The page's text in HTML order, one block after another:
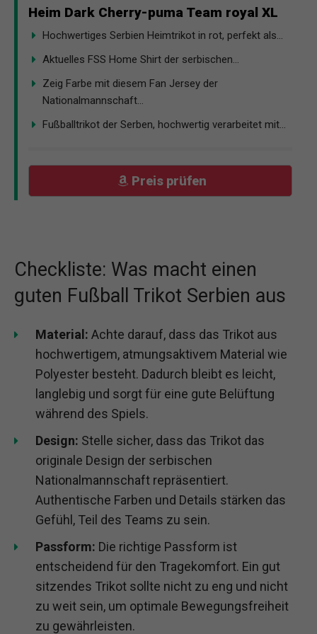
Heim Dark Cherry-puma Team royal XL
Hochwertiges Serbien Heimtrikot in rot, perfekt als...
Aktuelles FSS Home Shirt der serbischen...
Zeig Farbe mit diesem Fan Jersey der
Nationalmannschaft...
Fußballtrikot der Serben, hochwertig verarbeitet mit...
Preis prüfen
Checkliste: Was macht einen
guten Fußball Trikot Serbien aus
Material: Achte darauf, dass das Trikot aus
hochwertigem, atmungsaktivem Material wie
Polyester besteht. Dadurch bleibt es leicht,
langlebig und sorgt für eine gute Belüftung
während des Spiels.
Design: Stelle sicher, dass das Trikot das
originale Design der serbischen
Nationalmannschaft repräsentiert.
Authentische Farben und Details stärken das
Gefühl, Teil des Teams zu sein.
Passform: Die richtige Passform ist
entscheidend für den Tragekomfort. Ein gut
sitzendes Trikot sollte nicht zu eng und nicht
zu weit sein, um optimale Bewegungsfreiheit
zu gewährleisten.